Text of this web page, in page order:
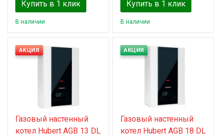
Купить в 1 клик
В наличии
Купить в 1 клик
В наличии
АКЦИЯ
Газовый настенный
котел Нubert AGB 13 DL
АКЦИЯ
Газовый настенный
котел Нubert AGB 18 DL